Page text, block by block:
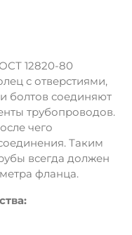
12820-80
с отверстиями,
болтов соединяют
трубопроводов.
чего
Таким
всегда должен
фланца.